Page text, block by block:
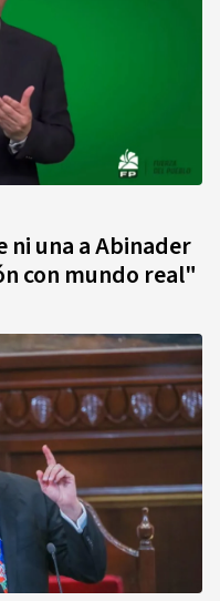
ni una a Abinader
con mundo real"